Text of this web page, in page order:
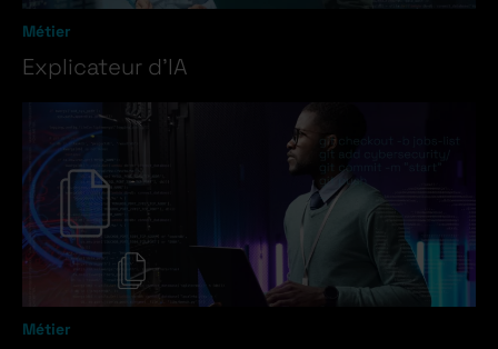
Métier
Explicateur d’IA
Métier